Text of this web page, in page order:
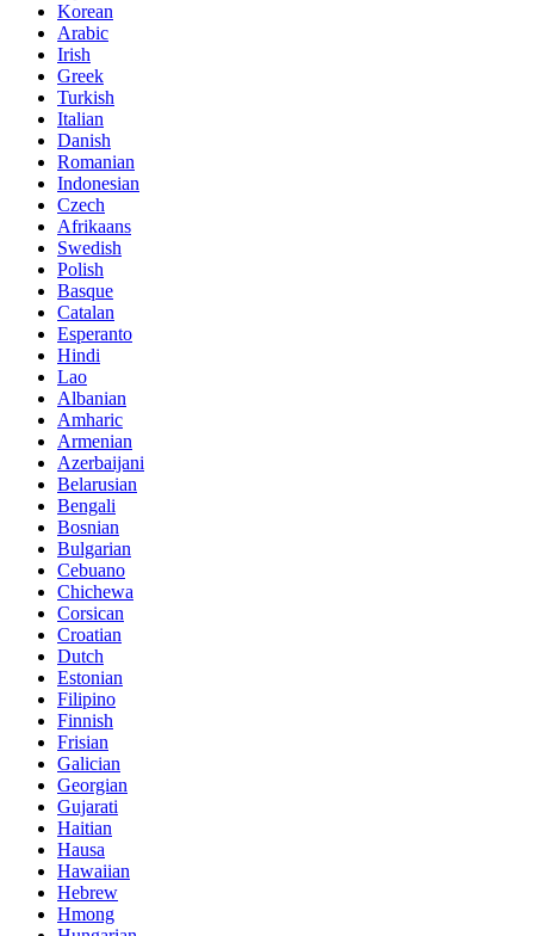
Korean
Arabic
Irish
Greek
Turkish
Italian
Danish
Romanian
Indonesian
Czech
Afrikaans
Swedish
Polish
Basque
Catalan
Esperanto
Hindi
Lao
Albanian
Amharic
Armenian
Azerbaijani
Belarusian
Bengali
Bosnian
Bulgarian
Cebuano
Chichewa
Corsican
Croatian
Dutch
Estonian
Filipino
Finnish
Frisian
Galician
Georgian
Gujarati
Haitian
Hausa
Hawaiian
Hebrew
Hmong